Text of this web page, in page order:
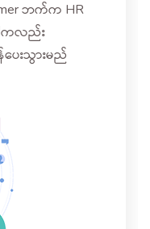
ဘက်က HR
ါကလည်း
ေးသွားမည်